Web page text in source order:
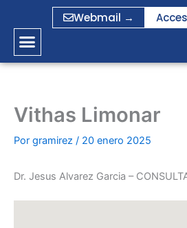
contenido
Webmail →
Vithas Limonar
Por gramirez / 20 enero 2025
Dr. Jesus Alvarez Garcia –